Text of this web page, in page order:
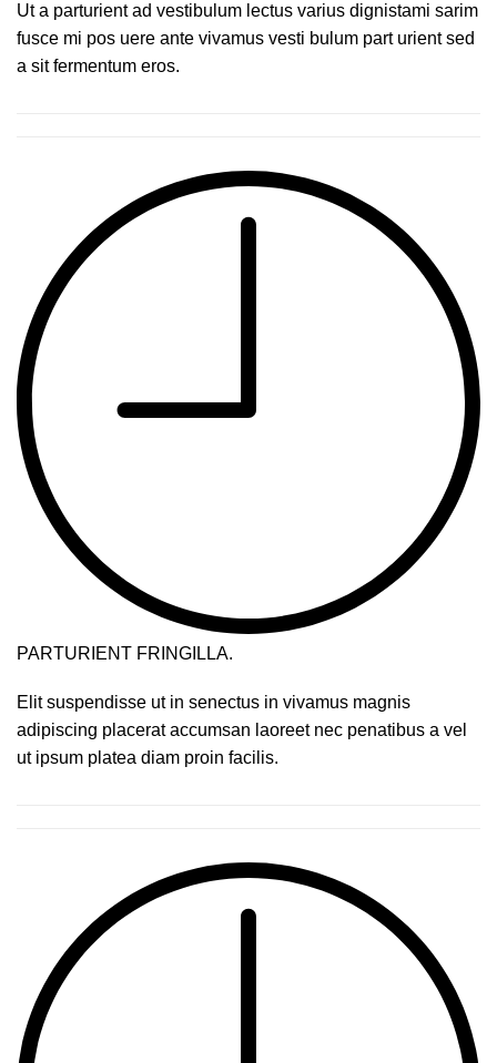
Ut a parturient ad vestibulum lectus varius dignistami sarim
fusce mi pos uere ante vivamus vesti bulum part urient sed
a sit fermentum eros.
PARTURIENT FRINGILLA.
Elit suspendisse ut in senectus in vivamus magnis
adipiscing placerat accumsan laoreet nec penatibus a vel
ut ipsum platea diam proin facilis.